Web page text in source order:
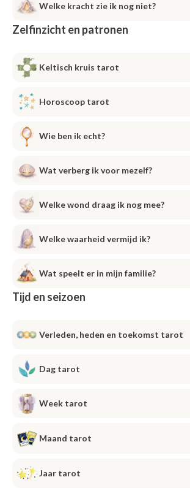
Welke kracht zie ik nog niet?
Zelfinzicht en patronen
Keltisch kruis tarot
Horoscoop tarot
Wie ben ik echt?
Wat verberg ik voor mezelf?
Welke wond draag ik nog mee?
Welke waarheid vermijd ik?
Wat speelt er in mijn familie?
Tijd en seizoen
Verleden, heden en toekomst tarot
Dag tarot
Week tarot
Maand tarot
Jaar tarot